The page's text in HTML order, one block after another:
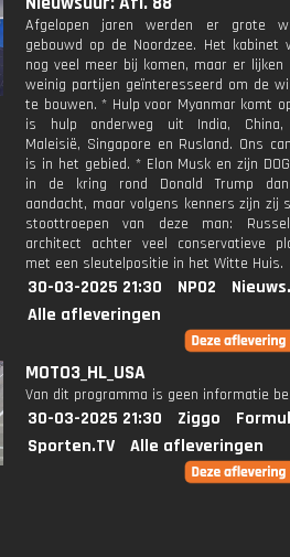
Afgelopen jaren werden er grote
gebouwd op de Noordzee. Het
nog veel meer bij komen, maar er lijken
weinig partijen geïnteresseerd om de
te bouwen. * Hulp voor Myanmar komt
is hulp onderweg uit India, China,
Maleisië, Singapore en Rusland. Ons
is in het gebied. * Elon Musk en zijn
in de kring rond Donald Trump
aandacht, maar volgens kenners zijn zij
stoottroepen van deze man:
architect achter veel conservatieve
met een sleutelpositie in het Witte Huis.
30-03-2025 21:30 NPO2
Alle afleveringen
MOTO3_HL_USA
Van dit programma is geen informatie
30-03-2025 21:30 Ziggo
Sporten.TV
Alle afleveringen